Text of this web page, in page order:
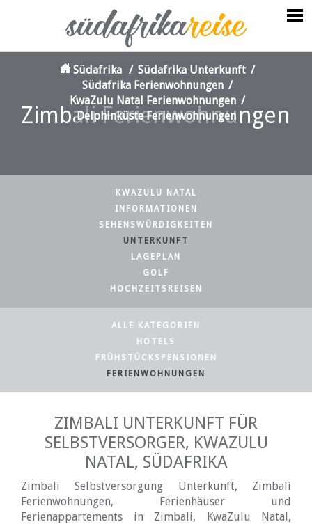
Zimbali Ferienwohnungen
Südafrika / Südafrika Unterkunft /
Südafrika Ferienwohnungen /
KwaZulu Natal Ferienwohnungen /
Delphinküste Ferienwohnungen
KWAZULU NATAL
INFORMATIONEN
SEHENSWÜRDIGKEITEN
UNTERKUNFT
LAGEPLAN
GOLF
HOCHZEITSREISEN
ALLE KATEGORIEN
HOTELS
FRÜHSTÜCKSPENSIONEN
FERIENWOHNUNGEN
ZIMBALI UNTERKUNFT FÜR
SELBSTVERSORGER, KWAZULU
NATAL, SÜDAFRIKA
Zimbali Selbstversorgung Unterkunft, Zimbali
Ferienwohnungen, Ferienhäuser und
Ferienappartements in Zimbali, KwaZulu Natal,